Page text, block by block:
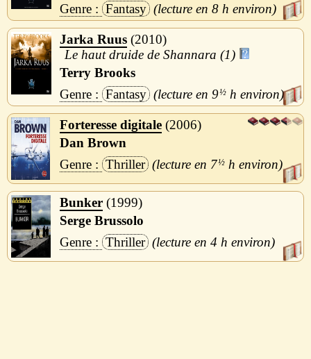
Fantasy
8 h
Jarka Ruus 2010
Le haut druide de Shannara (1)
Terry Brooks
Fantasy
9½ h
Forteresse digitale 2006
Dan Brown
Thriller
7½ h
Bunker 1999
Serge Brussolo
Thriller
4 h